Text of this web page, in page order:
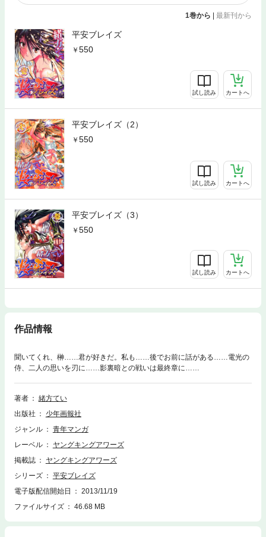
1巻から | 最新刊から
平安ブレイズ
550
試し読み カートへ
平安ブレイズ（2）
550
試し読み カートへ
平安ブレイズ（3）
550
試し読み カートへ
作品情報
聞いてくれ、榊……君が好きだ。私も……後でお前に話がある……電光の
侍、二人の思いを刃に……影裏暗との戦いは最終章に……
著者
緒方てい
出版社
少年画報社
ジャンル
青年マンガ
レーベル
ヤングキングアワーズ
掲載誌
ヤングキングアワーズ
シリーズ
平安ブレイズ
電子版配信開始日
2013/11/19
ファイルサイズ
46.68 MB